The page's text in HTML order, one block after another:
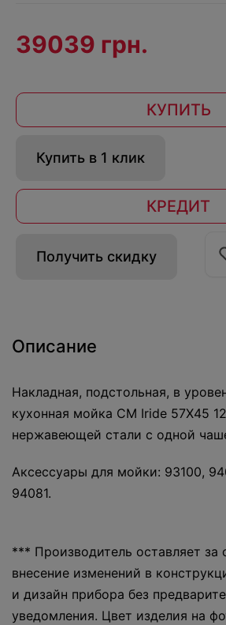
39039 грн.
КУПИТЬ
Купить в 1 клик
КРЕДИТ
Получить скидку
Описание
Накладная, подстольная, в
кухонная мойка CM Iride 57Х45
нержавеющей стали с одной
Аксессуары для мойки: 93100,
94081.
*** Производитель оставляет за
внесение изменений в
и дизайн прибора без
уведомления. Цвет изделия на